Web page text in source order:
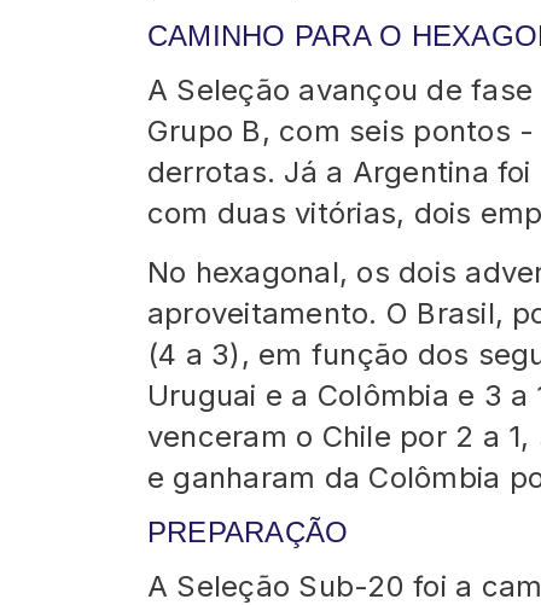
CAMINHO PARA O
A Seleção avançou de
Grupo B, com seis pontos
derrotas. Já a Argentina
com duas vitórias, dois
No hexagonal, os dois
aproveitamento. O Brasil,
(4 a 3), em função dos
Uruguai e a Colômbia e 3
venceram o Chile por 2 a
e ganharam da Colômbia
PREPARAÇÃO
A Seleção Sub-20 foi a